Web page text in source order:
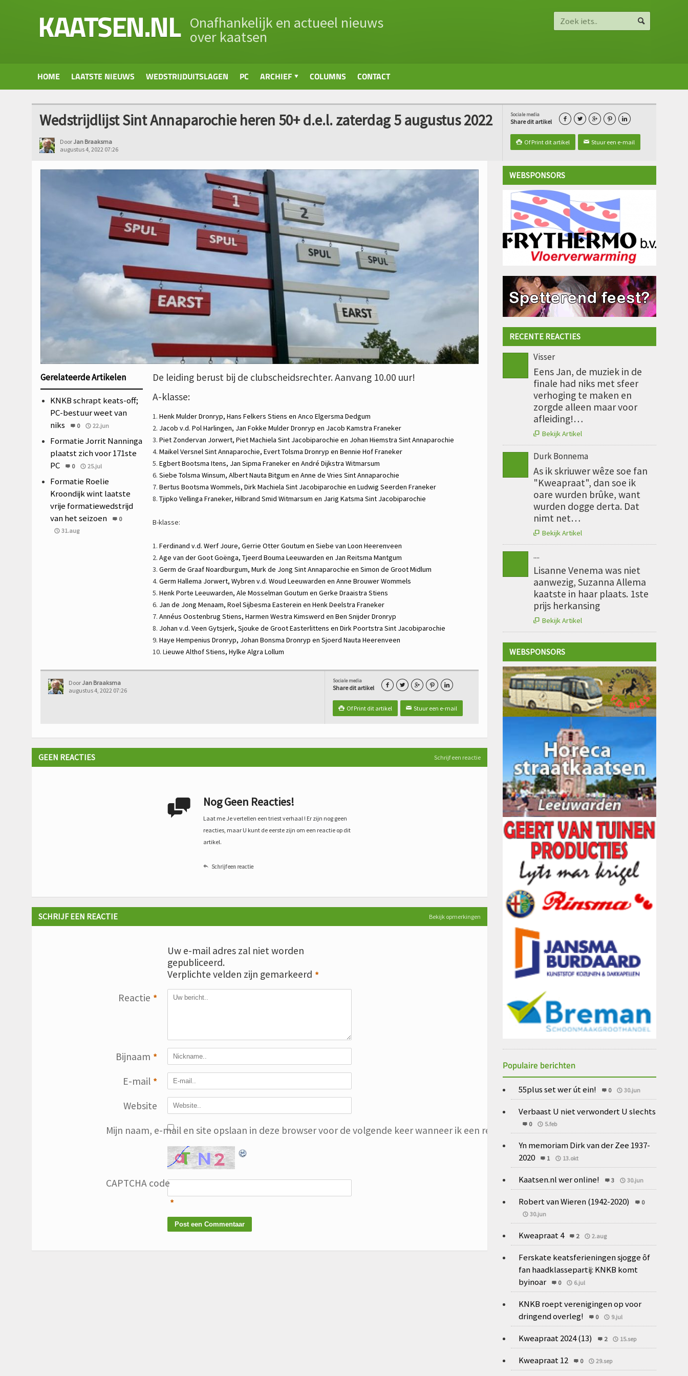
KAATSEN.NL Onafhankelijk en actueel nieuws
over kaatsen
HOME LAATSTE NIEUWS WEDSTRIJDUITSLAGEN PC ARCHIEF COLUMNS CONTACT
Sociale media
Share dit artikel     
 Of Print dit artikel ✉ Stuur een e-mail
Wedstrijdlijst Sint Annaparochie heren 50+ d.e.l. zaterdag 5 augustus 2022
DoorJan Braaksma
augustus 4, 2022 07:26
Gerelateerde Artikelen
KNKB schrapt keats-off;
PC-bestuur weet van
niks
0 22.jun
Formatie Jorrit Nanninga
plaatst zich voor 171ste
PC
0 25.jul
Formatie Roelie
Kroondijk wint laatste
vrije formatiewedstrijd
van het seizoen
0
31.aug
De leiding berust bij de clubscheidsrechter. Aanvang 10.00 uur!
A-klasse:
1. Henk MulderDronryp, Hans Felkers Stiens en Anco Elgersma Dedgum
2. Jacob v.d. PolHarlingen, Jan Fokke MulderDronryp en Jacob Kamstra Franeker
3. Piet Zondervan Jorwert, Piet Machiela Sint Jacobiparochie en Johan Hiemstra Sint Annaparochie
4. Maikel VersnelSint Annaparochie, Evert Tolsma Dronryp en Bennie HofFraneker
5. Egbert Bootsma Itens, Jan Sipma Franeker en André Dijkstra Witmarsum
6. Siebe Tolsma Winsum, Albert Nauta Bitgum en Anne de Vries Sint Annaparochie
7. Bertus Bootsma Wommels, Dirk Machiela Sint Jacobiparochie en Ludwig Seerden Franeker
8. Tjipko Vellinga Franeker, Hilbrand Smid Witmarsum en Jarig Katsma Sint Jacobiparochie
B-klasse:
1. Ferdinand v.d. Werf Joure, Gerrie OtterGoutum en Siebe van Loon Heerenveen
2. Age van der GootGoënga, Tjeerd Bouma Leeuwarden en Jan Reitsma Mantgum
3. Germ de GraafNoardburgum, Murk de Jong Sint Annaparochie en Simon de GrootMidlum
4. Germ Hallema Jorwert, Wybren v.d. Woud Leeuwarden en Anne BrouwerWommels
5. Henk Porte Leeuwarden, Ale Mosselman Goutum en Gerke Draaistra Stiens
6. Jan de Jong Menaam, Roel Sijbesma Easterein en Henk Deelstra Franeker
7. Annéus Oostenbrug Stiens, Harmen Westra Kimswerd en Ben SnijderDronryp
8. Johan v.d. Veen Gytsjerk, Sjouke de GrootEasterlittens en Dirk Poortstra Sint Jacobiparochie
9. Haye Hempenius Dronryp, Johan Bonsma Dronryp en Sjoerd Nauta Heerenveen
10. Lieuwe AlthofStiens, Hylke Algra Lollum
Sociale media
Share dit artikel     
 Of Print dit artikel ✉ Stuur een e-mail
DoorJan Braaksma
augustus 4, 2022 07:26
Schrijf een reactie
GEEN REACTIES
 Nog Geen Reacties!
Laat me Je vertellen een triest verhaal ! Er zijn nog geen
reacties, maar U kunt de eerste zijn om een reactie op dit
artikel.
 Schrijf een reactie
Bekijk opmerkingen
SCHRIJF EEN REACTIE
Uw e-mail adres zal niet worden
gepubliceerd.
Verplichte velden zijn gemarkeerd *
Reactie *
Bijnaam *
E-mail *
Website
Mijn naam, e-mail en site opslaan in deze browser voor de volgende keer wanneer ik een reactie plaats.
CAPTCHA code
*
WEBSPONSORS
RECENTE REACTIES
Visser
Eens Jan, de muziek in de
finale had niks met sfeer
verhoging te maken en
zorgde alleen maar voor
afleiding!…
 Bekijk Artikel
Durk Bonnema
As ik skriuwer wêze soe fan
"Kweapraat", dan soe ik
oare wurden brûke, want
wurden dogge derta. Dat
nimt net…
 Bekijk Artikel
....
Lisanne Venema was niet
aanwezig, Suzanna Allema
kaatste in haar plaats. 1ste
prijs herkansing
 Bekijk Artikel
WEBSPONSORS
Populaire berichten
55plus set wer út ein! 0 30.jun
Verbaast U niet verwondert U slechts
0 5.feb
Yn memoriam Dirk van der Zee 1937-
2020
1 13.okt
Kaatsen.nl wer online! 3 30.jun
Robert van Wieren (1942-2020)
0
30.jun
Kweapraat 4 2 2.aug
Ferskate keatsferieningen sjogge ôf
fan haadklassepartij: KNKB komt
byinoar
0 6.jul
KNKB roept verenigingen op voor
dringend overleg!
0 9.jul
Kweapraat 2024 (13) 2 15.sep
Kweapraat 12 0 29.sep